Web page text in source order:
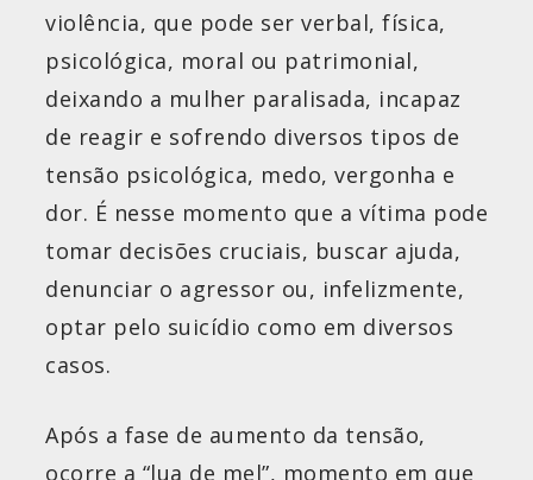
violência, que pode ser verbal, física,
psicológica, moral ou patrimonial,
deixando a mulher paralisada, incapaz
de reagir e sofrendo diversos tipos de
tensão psicológica, medo, vergonha e
dor. É nesse momento que a vítima pode
tomar decisões cruciais, buscar ajuda,
denunciar o agressor ou, infelizmente,
optar pelo suicídio como em diversos
casos.
Após a fase de aumento da tensão,
ocorre a “lua de mel”, momento em que